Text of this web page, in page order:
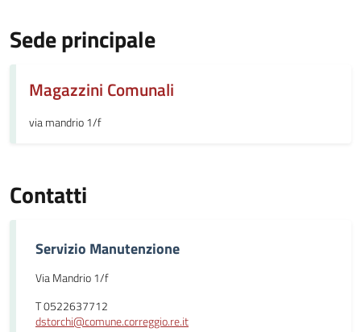
Sede principale
Magazzini Comunali
via mandrio 1/f
Contatti
Servizio Manutenzione
Via Mandrio 1/f
T 0522637712
dstorchi@comune.correggio.re.it